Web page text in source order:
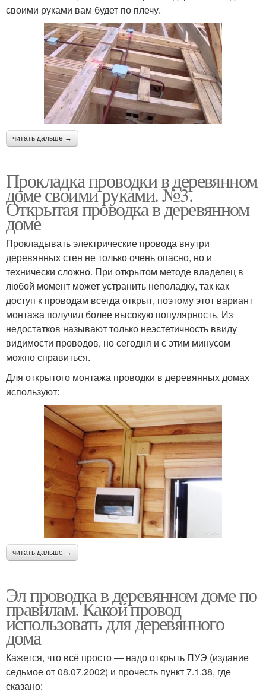
своими руками вам будет по плечу.
читать дальше →
Прокладка проводки в деревянном
доме своими руками. №3.
Открытая проводка в деревянном
доме
Прокладывать электрические провода внутри
деревянных стен не только очень опасно, но и
технически сложно. При открытом методе владелец в
любой момент может устранить неполадку, так как
доступ к проводам всегда открыт, поэтому этот вариант
монтажа получил более высокую популярность. Из
недостатков называют только неэстетичность ввиду
видимости проводов, но сегодня и с этим минусом
можно справиться.
Для открытого монтажа проводки в деревянных домах
используют:
читать дальше →
Эл проводка в деревянном доме по
правилам. Какой провод
использовать для деревянного
дома
Кажется, что всё просто — надо открыть ПУЭ (издание
седьмое от 08.07.2002) и прочесть пункт 7.1.38, где
сказано: